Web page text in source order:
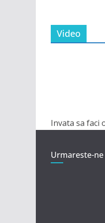
Video
Invata sa faci
Urmareste-